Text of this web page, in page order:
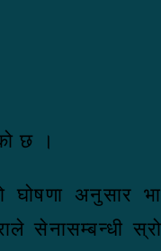
छ ।
घोषणा अनुसार
सेनासम्बन्धी